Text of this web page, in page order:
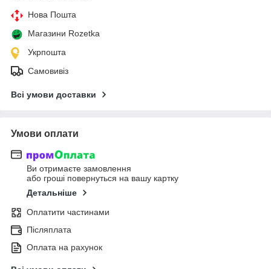
Нова Пошта
Магазини Rozetka
Укрпошта
Самовивіз
Всі умови доставки
Умови оплати
Ви отримаєте замовлення
або гроші повернуться на вашу картку
Детальніше
Оплатити частинами
Післяплата
Оплата на рахунок